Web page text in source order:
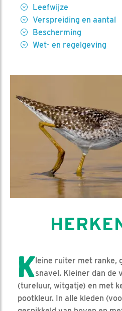
Leefwijze
Verspreiding en aantal
Bescherming
Wet- en regelgeving
Kleine ruiter met ranke,
snavel. Kleiner dan
(tureluur, witgatje) en met
pootkleur. In alle kleden